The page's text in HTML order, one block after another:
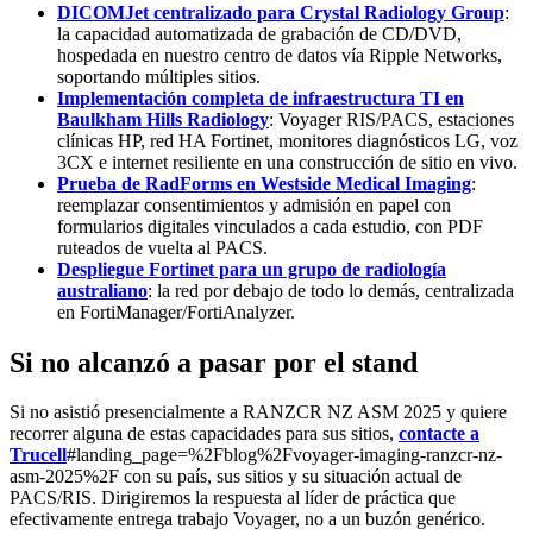
DICOMJet centralizado para Crystal Radiology Group:
la capacidad automatizada de grabación de CD/DVD,
hospedada en nuestro centro de datos vía Ripple Networks,
soportando múltiples sitios.
Implementación completa de infraestructura TI en
Baulkham Hills Radiology: Voyager RIS/PACS, estaciones
clínicas HP, red HA Fortinet, monitores diagnósticos LG, voz
3CX e internet resiliente en una construcción de sitio en vivo.
Prueba de RadForms en Westside Medical Imaging:
reemplazar consentimientos y admisión en papel con
formularios digitales vinculados a cada estudio, con PDF
ruteados de vuelta al PACS.
Despliegue Fortinet para un grupo de radiología
australiano: la red por debajo de todo lo demás, centralizada
en FortiManager/FortiAnalyzer.
Si no alcanzó a pasar por el stand
Si no asistió presencialmente a RANZCR NZ ASM 2025 y quiere
recorrer alguna de estas capacidades para sus sitios, contacte a
Trucell#landing_page=%2Fblog%2Fvoyager-imaging-ranzcr-nz-
asm-2025%2F con su país, sus sitios y su situación actual de
PACS/RIS. Dirigiremos la respuesta al líder de práctica que
efectivamente entrega trabajo Voyager, no a un buzón genérico.